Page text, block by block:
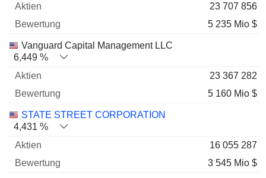
23 707 856
5 235 Mio $
Vanguard Capital Management LLC
6,449 %
23 367 282
5 160 Mio $
STATE STREET CORPORATION
4,431 %
16 055 287
3 545 Mio $